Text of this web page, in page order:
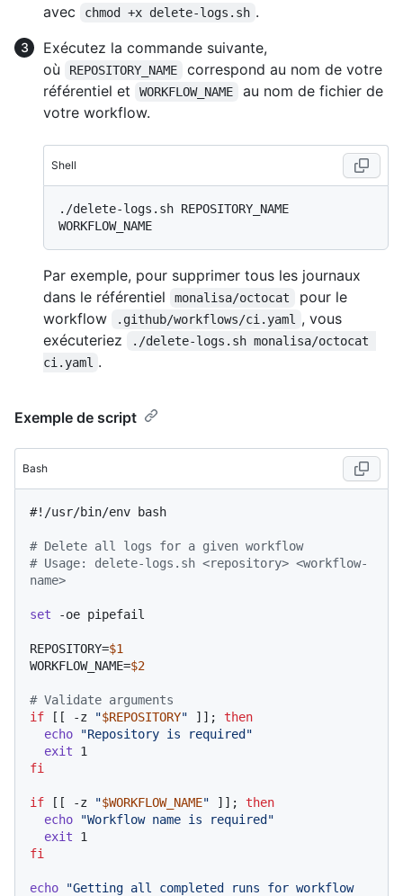
avec chmod +x delete-logs.sh .
Exécutez la commande suivante,
où
REPOSITORY_NAME
correspond au nom de votre
référentiel et
WORKFLOW_NAME
au nom de fichier de
votre workflow.
Shell
./delete-logs.sh REPOSITORY_NAME
Par exemple, pour supprimer tous les journaux
dans le référentiel
monalisa/octocat
pour le
workflow
.github/workflows/ci.yaml
, vous
exécuteriez
./delete-logs.sh monalisa/octocat
ci.yaml .
Exemple de script
Bash
#!/usr/bin/env bash
# Delete all logs for a given workflow
# Usage: delete-logs.sh <repository> <workflow-
name>
set -oe pipefail
REPOSITORY=$1
WORKFLOW_NAME=$2
# Validate arguments
if [[ -z "$REPOSITORY" ]]; then
echo
"Repository is required"
exit
fi
if [[ -z "$WORKFLOW_NAME" ]]; then
echo
"Workflow name is required"
exit
fi
echo
"Getting all completed runs for workflow